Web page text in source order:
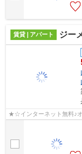
賃貸 | アパート ジー
★☆インターネット無料♪